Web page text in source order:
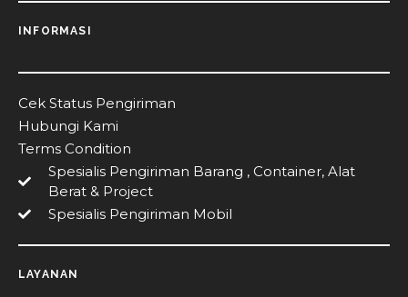
INFORMASI
Cek Status Pengiriman
Hubungi Kami
Terms Condition
Spesialis Pengiriman Barang , Container, Alat
Berat & Project
Spesialis Pengiriman Mobil
LAYANAN